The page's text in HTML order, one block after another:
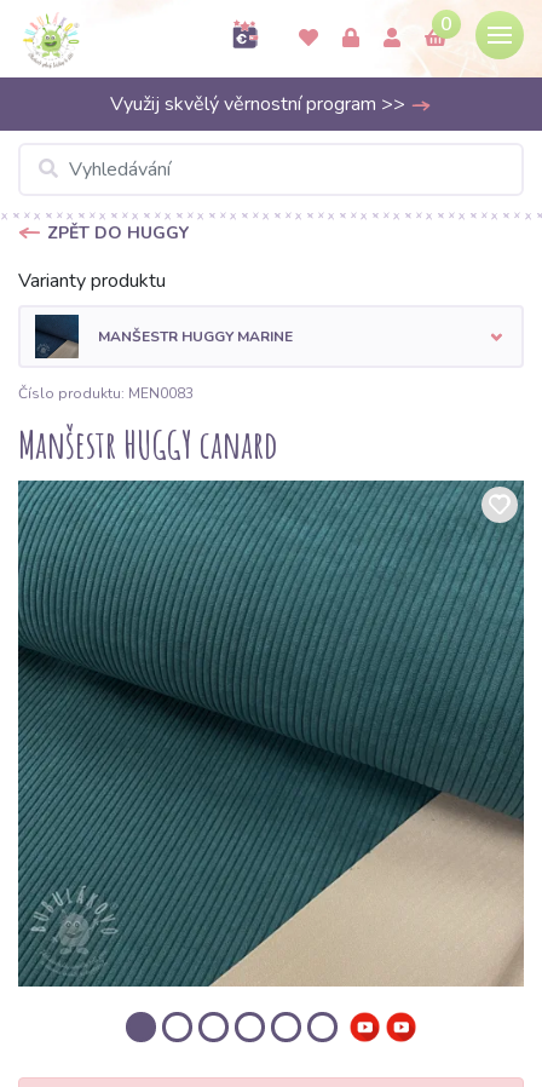
0
Využij skvělý věrnostní program >>
ZPĚT DO HUGGY
Varianty produktu
MANŠESTR HUGGY MARINE
Číslo produktu: MEN0083
Manšestr HUGGY canard